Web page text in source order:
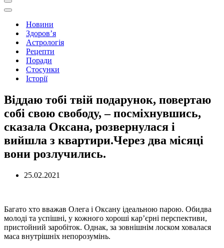
Меню
навігації
Меню
навігаціїНовини
Здоров’я
Астрологія
Рецепти
Поради
Стосунки
Історії
Віддаю тобі твій подарунок, повертаю
собі свою свободу, – посміхнувшись,
сказала Оксана, розвернулася і
вийшла з квартири.Через два місяці
вони розлучились.
25.02.2021
Багато хто вважав Олега і Оксану ідеальною парою. Обидва
молоді та успішні, у кожного хороші кар’єрні перспективи,
пристойний заробіток. Однак, за зовнішнім лоском ховалася
маса внутрішніх непорозумінь.